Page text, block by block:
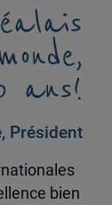
ans!
Président
bien